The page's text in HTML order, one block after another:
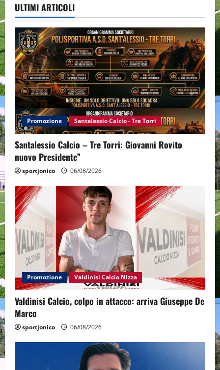
ULTIMI ARTICOLI
Promozione Santalessio Calcio - Tre Torri
Santalessio Calcio – Tre Torri: Giovanni Rovito
nuovo Presidente”
sportjonico 06/08/2026
Promozione Valdinisi Calcio Nizza
Valdinisi Calcio, colpo in attacco: arriva Giuseppe De
Marco
sportjonico 06/08/2026